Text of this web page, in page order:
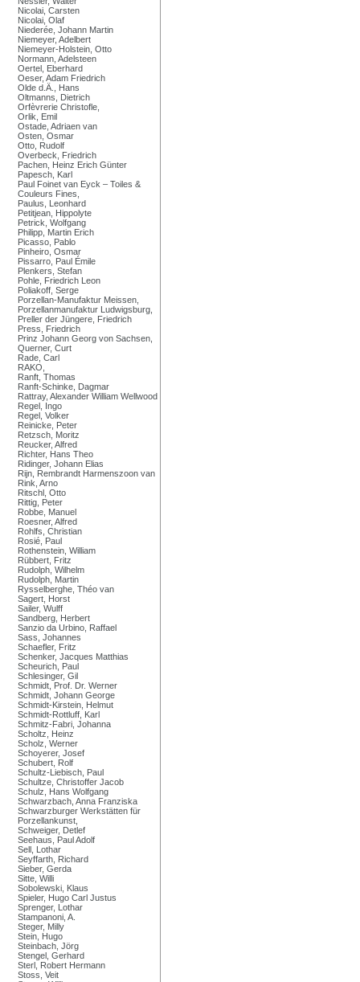
Nicolai, Carsten
Nicolai, Olaf
Niederée, Johann Martin
Niemeyer, Adelbert
Niemeyer-Holstein, Otto
Normann, Adelsteen
Oertel, Eberhard
Oeser, Adam Friedrich
Olde d.Ä., Hans
Oltmanns, Dietrich
Orfèvrerie Christofle,
Orlik, Emil
Ostade, Adriaen van
Osten, Osmar
Otto, Rudolf
Overbeck, Friedrich
Pachen, Heinz Erich Günter
Papesch, Karl
Paul Foinet van Eyck – Toiles &
Couleurs Fines,
Paulus, Leonhard
Petitjean, Hippolyte
Petrick, Wolfgang
Philipp, Martin Erich
Picasso, Pablo
Pinheiro, Osmar
Pissarro, Paul Émile
Plenkers, Stefan
Pohle, Friedrich Leon
Poliakoff, Serge
Porzellan-Manufaktur Meissen,
Porzellanmanufaktur Ludwigsburg,
Preller der Jüngere, Friedrich
Press, Friedrich
Prinz Johann Georg von Sachsen,
Querner, Curt
Rade, Carl
RAKO,
Ranft, Thomas
Ranft-Schinke, Dagmar
Rattray, Alexander William Wellwood
Regel, Ingo
Regel, Volker
Reinicke, Peter
Retzsch, Moritz
Reucker, Alfred
Richter, Hans Theo
Ridinger, Johann Elias
Rijn, Rembrandt Harmenszoon van
Rink, Arno
Ritschl, Otto
Rittig, Peter
Robbe, Manuel
Roesner, Alfred
Rohlfs, Christian
Rosié, Paul
Rothenstein, William
Rübbert, Fritz
Rudolph, Wilhelm
Rudolph, Martin
Rysselberghe, Théo van
Sagert, Horst
Sailer, Wulff
Sandberg, Herbert
Sanzio da Urbino, Raffael
Sass, Johannes
Schaefler, Fritz
Schenker, Jacques Matthias
Scheurich, Paul
Schlesinger, Gil
Schmidt, Prof. Dr. Werner
Schmidt, Johann George
Schmidt-Kirstein, Helmut
Schmidt-Rottluff, Karl
Schmitz-Fabri, Johanna
Scholtz, Heinz
Scholz, Werner
Schoyerer, Josef
Schubert, Rolf
Schultz-Liebisch, Paul
Schultze, Christoffer Jacob
Schulz, Hans Wolfgang
Schwarzbach, Anna Franziska
Schwarzburger Werkstätten für
Porzellankunst,
Schweiger, Detlef
Seehaus, Paul Adolf
Sell, Lothar
Seyffarth, Richard
Sieber, Gerda
Sitte, Willi
Sobolewski, Klaus
Spieler, Hugo Carl Justus
Sprenger, Lothar
Stampanoni, A.
Steger, Milly
Stein, Hugo
Steinbach, Jörg
Stengel, Gerhard
Sterl, Robert Hermann
Stoss, Veit